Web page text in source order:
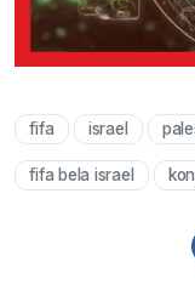
fifa israel
fifa bela israel